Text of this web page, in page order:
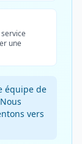
une
équipe de
vers